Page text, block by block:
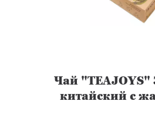
Чай
китайский с